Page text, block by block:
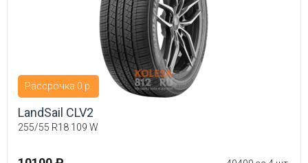
Рассрочка 0 р.
LandSail CLV2
255/55 R18 109 W